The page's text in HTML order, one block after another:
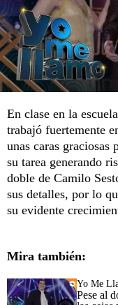
En clase en la
trabajó fuertemente
unas caras graciosas
su tarea generando
doble de Camilo
sus detalles, por lo
su evidente
Mira también:
Yo Me
Pese al